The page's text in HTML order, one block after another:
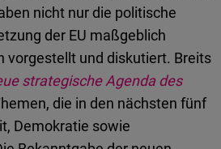
nicht nur die politische
der EU maßgeblich
vorgestellt und diskutiert. Breits
strategische Agenda des
die in den nächsten fünf
Demokratie sowie